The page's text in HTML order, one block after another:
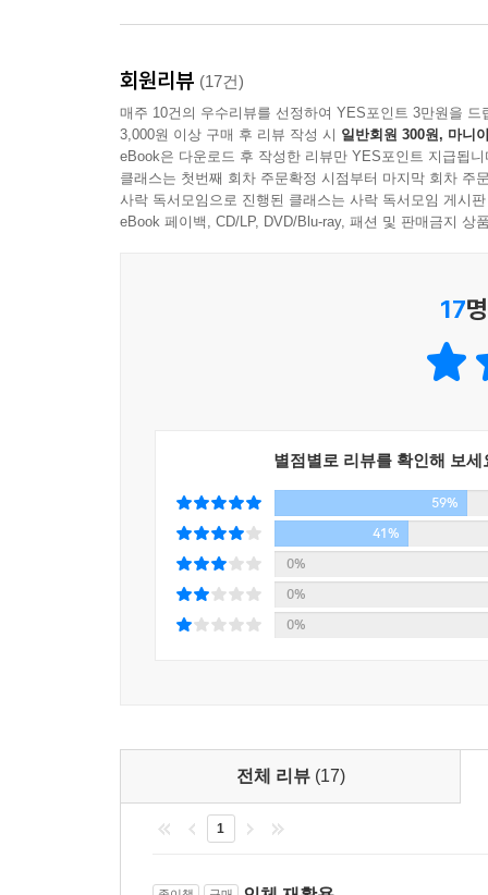
서문에서 밝힌 대로 ‘세상을 뜨면서 공원 벤치를
더욱 익살스럽고, 보다 흥미로우며, 좀 더 기괴해
『STIFF』는 2003년에 출간되어 전 세계 독자
차지했다. 2004년에는 『스티프』라는 제목으로
과학, 의학, 종교, 예술 등 분야를 막론한 유명인들
그럼에도 『스티프』라는 제목이 주는 한계와
알려지지 않은 것도 사실이다. 2010년 개정판
한눈에 알아볼 수 있도록 했다. 또한 전문용어와
회원리뷰 (17건)
매주 10건의 우수리뷰를 선정하여 YES포인트 3만원을 드
3,000원 이상 구매 후 리뷰 작성 시 일반회원 300원, 마니
eBook은 다운로드 후 작성한 리뷰만 YES포인트 지급됩니
클래스는 첫번째 회차 주문확정 시점부터 마지막 회차 주
사락 독서모임으로 진행된 클래스는 사락 독서모임 게시
eBook 페이백, CD/LP, DVD/Blu-ray, 패션 및 판매금지 상
17
별점별로 리뷰를 확인해 보세
59%
41%
0%
0%
0%
전체 리뷰 (17)
1